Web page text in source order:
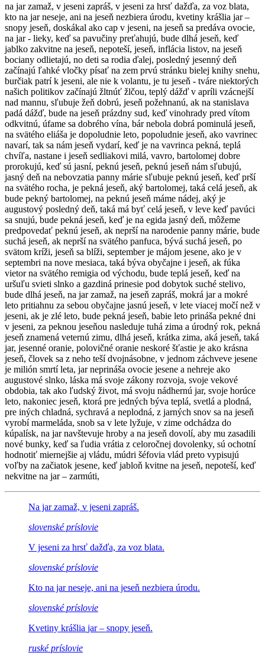
na jar zamaž, v jeseni zapráš, v jeseni za hrsť dažďa, za voz blata,
kto na jar neseje, ani na jeseň nezbiera úrodu, kvetiny krášlia jar –
snopy jeseň, doskákal ako cap v jeseni, na jeseň sa predáva ovocie,
na jar - lieky, keď sa pavučiny preťahujú, bude dlhá jeseň, keď
jablko zakvitne na jeseň, nepoteší, jeseň, inflácia listov, na jeseň
bociany odlietajú, no deti sa rodia ďalej, posledný jesenný deň
začínajú ľahké vločky písať na zem prvú stránku bielej knihy snehu,
burčiak patrí k jeseni, ale nie k volantu, je tu jeseň - tváre niektorých
našich politikov začínajú žltnúť žlčou, teplý dážď v apríli vzácnejší
nad mannu, sľubuje žeň dobrú, jeseň požehnanú, ak na stanislava
padá dážď, bude na jeseň prázdny sud, keď vinohrady pred vítom
odkvitnú, úfame sa dobrého vína, bár nebola dobrá pominulá jeseň,
na svätého eliáša je dopoludnie leto, popoludnie jeseň, ako vavrinec
navarí, tak sa nám jeseň vydarí, keď je na vavrinca pekná, teplá
chvíľa, nastane i jeseň sedliakovi milá, vavro, bartolomej dobre
prorokujú, keď sú jasní, peknú jeseň, peknú jeseň nám sľubujú,
jasný deň na nebovzatia panny márie sľubuje peknú jeseň, keď prší
na svätého rocha, je pekná jeseň, aký bartolomej, taká celá jeseň, ak
bude pekný bartolomej, na peknú jeseň máme nádej, aký je
augustový posledný deň, taká má byť celá jeseň, v leve keď pavúci
sa snujú, bude pekná jeseň, keď je na egida jasný deň, môžeme
predpovedať peknú jeseň, ak neprší na narodenie panny márie, bude
suchá jeseň, ak neprší na svätého panfuca, bývá suchá jeseň, po
svätom kríži, jeseň sa blíži, september je májom jesene, ako je v
septembri na nove mesiaca, taká býva obyčajne i jeseň, ak fúka
vietor na svätého remigia od východu, bude teplá jeseň, keď na
uršuľu svieti slnko a gazdiná prinesie pod dobytok suché stelivo,
bude dlhá jeseň, na jar zamaž, na jeseň zapráš, mokrá jar a mokré
leto pritiahnu za sebou obyčajne jasnú jeseň, v lete viacej močí než v
jeseni, ak je zlé leto, bude pekná jeseň, babie leto prináša pekné dni
v jeseni, za peknou jeseňou nasleduje tuhá zima a úrodný rok, pekná
jeseň znamená veternú zimu, dlhá jeseň, krátka zima, aká jeseň, taká
jar, jesenné oranie, polovičné oranie neskoré šťastie je ako krásna
jeseň, človek sa z neho teší dvojnásobne, v jednom záchveve jesene
je milión smrtí leta, jar neprináša ovocie jesene a nehreje ako
augustové slnko, láska má svoje zákony rozvoja, svoje vekové
obdobia, tak ako ľudský život, má svoju nádhernú jar, svoje horúce
leto, nakoniec jeseň, ktorá pre jedných býva teplá, svetlá a plodná,
pre iných chladná, sychravá a neplodná, z jarných snov sa na jeseň
vyrobí marmeláda, snob sa v lete lyžuje, v zime odchádza do
kúpalísk, na jar navštevuje hroby a na jeseň dovolí, aby mu zasadili
nové bunky, keď sa ľudia vrátia z celoročnej dovolenky, sú ochotní
hodnotiť miernejšie aj vládu, múdri šéfovia vlád preto vypisujú
voľby na začiatok jesene, keď jabloň kvitne na jeseň, nepoteší, keď
nekvitne na jar – zarmúti,
Na jar zamaž, v jeseni zapráš.
slovenské príslovie
V jeseni za hrsť dažďa, za voz blata.
slovenské príslovie
Kto na jar neseje, ani na jeseň nezbiera úrodu.
slovenské príslovie
Kvetiny krášlia jar – snopy jeseň.
ruské príslovie